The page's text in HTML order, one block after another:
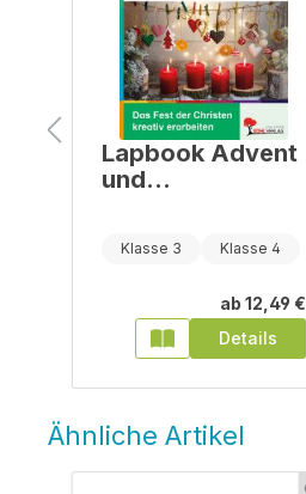
Lapbook Advent
und
Klasse 3 Klasse 4
ab 12,49 €
Details
Ähnliche Artikel